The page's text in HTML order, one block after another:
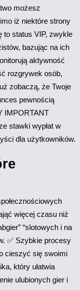
możesz
iż niektóre strony
to status VIP, zwykle
bazując na ich
aktywność
rozgrywek osób,
zobaczą, że Twoje
pewnością
IMPORTANT
stawki wypłat w
dla użytkowników.
więcej czasu niż
“slotowych i na
✅ Szybkie procesy
cieszyć się swoimi
który ułatwia
ulubionych gier i